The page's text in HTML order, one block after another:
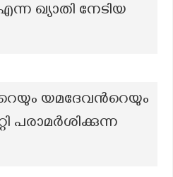
ഖ്യാതി നേടിയ
യമദേവന്‍റെയും
പരാമർശിക്കുന്ന